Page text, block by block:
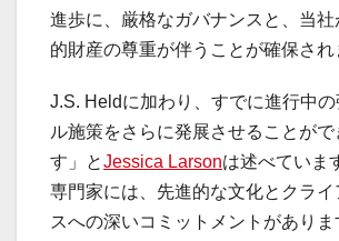
進歩に、厳格なガバナンスと、当
的財産の尊重が伴うことが確保され
J.S. Heldに加わり、すでに進行中
ル施策をさらに発展させることが
す」とJessica Larsonは述べていま
専門家には、先進的な文化とクラ
スへの深いコミットメントがありま